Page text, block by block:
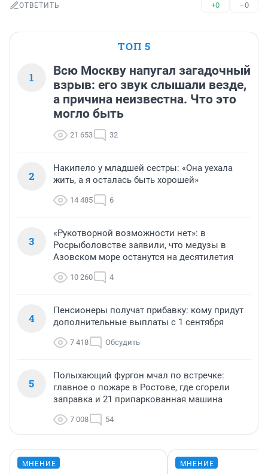
ОТВЕТИТЬ +0 –0
ТОП 5
1
Всю Москву напугал загадочный
взрыв: его звук слышали везде,
а причина неизвестна. Что это
могло быть
21 653 32
2
Накипело у младшей сестры: «Она уехала
жить, а я осталась быть хорошей»
14 485 6
3
«Рукотворной возможности нет»: в
Росрыболовстве заявили, что медузы в
Азовском море останутся на десятилетия
10 260 4
4
Пенсионеры получат прибавку: кому придут
дополнительные выплаты с 1 сентября
7 418 Обсудить
5
Полыхающий фургон мчал по встречке:
главное о пожаре в Ростове, где сгорели
заправка и 21 припаркованная машина
7 008 54
МНЕНИЕ МНЕНИЕ